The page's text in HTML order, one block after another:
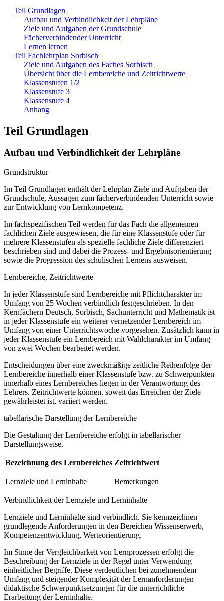
Teil Grundlagen
Aufbau und Verbindlichkeit der Lehrpläne
Ziele und Aufgaben der Grundschule
Fächerverbindender Unterricht
Lernen lernen
Teil Fachlehrplan Sorbisch
Ziele und Aufgaben des Faches Sorbisch
Übersicht über die Lernbereiche und Zeitrichtwerte
Klassenstufen 1/2
Klassenstufe 3
Klassenstufe 4
Anhang
Teil Grundlagen
Aufbau und Verbindlichkeit der Lehrpläne
Grundstruktur
Im Teil Grundlagen enthält der Lehrplan Ziele und Aufgaben der
Grundschule, Aussagen zum fächerverbindenden Unterricht sowie
zur Entwicklung von Lernkompetenz.
Im fachspezifischen Teil werden für das Fach die allgemeinen
fachlichen Ziele ausgewiesen, die für eine Klassenstufe oder für
mehrere Klassenstufen als spezielle fachliche Ziele differenziert
beschrieben sind und dabei die Prozess- und Ergebnisorientierung
sowie die Progression des schulischen Lernens ausweisen.
Lernbereiche, Zeitrichtwerte
In jeder Klassenstufe sind Lernbereiche mit Pflichtcharakter im
Umfang von 25 Wochen verbindlich festgeschrieben. In den
Kernfächern Deutsch, Sorbisch, Sachunterricht und Mathematik ist
in jeder Klassenstufe ein weiterer vernetzender Lernbereich im
Umfang von einer Unterrichtswoche vorgesehen. Zusätzlich kann in
jeder Klassenstufe ein Lernbereich mit Wahlcharakter im Umfang
von zwei Wochen bearbeitet werden.
Entscheidungen über eine zweckmäßige zeitliche Reihenfolge der
Lernbereiche innerhalb einer Klassenstufe bzw. zu Schwerpunkten
innerhalb eines Lernbereiches liegen in der Verantwortung des
Lehrers. Zeitrichtwerte können, soweit das Erreichen der Ziele
gewährleistet ist, variiert werden.
tabellarische Darstellung der Lernbereiche
Die Gestaltung der Lernbereiche erfolgt in tabellarischer
Darstellungsweise.
Bezeichnung des Lernbereiches Zeitrichtwert
Lernziele und Lerninhalte Bemerkungen
Verbindlichkeit der Lernziele und Lerninhalte
Lernziele und Lerninhalte sind verbindlich. Sie kennzeichnen
grundlegende Anforderungen in den Bereichen Wissenserwerb,
Kompetenzentwicklung, Werteorientierung.
Im Sinne der Vergleichbarkeit von Lernprozessen erfolgt die
Beschreibung der Lernziele in der Regel unter Verwendung
einheitlicher Begriffe. Diese verdeutlichen bei zunehmendem
Umfang und steigender Komplexität der Lernanforderungen
didaktische Schwerpunktsetzungen für die unterrichtliche
Erarbeitung der Lerninhalte.